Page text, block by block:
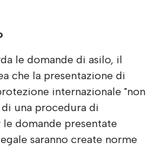
le domande di asilo, il
che la presentazione di
internazionale "non
una procedura di
le domande presentate
saranno create norme